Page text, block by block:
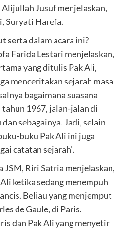
Alijullah Jusuf menjelaskan,
Suryati Harefa.
serta dalam acara ini?
Farida Lestari menjelaskan,
yang ditulis Pak Ali,
menceritakan sejarah masa
bagaimana suasana
1967, jalan-jalan di
sebagainya. Jadi, selain
buku Pak Ali ini juga
catatan sejarah”.
JSM, Riri Satria menjelaskan,
ketika sedang menempuh
Beliau yang menjemput
de Gaule, di Paris.
dan Pak Ali yang menyetir